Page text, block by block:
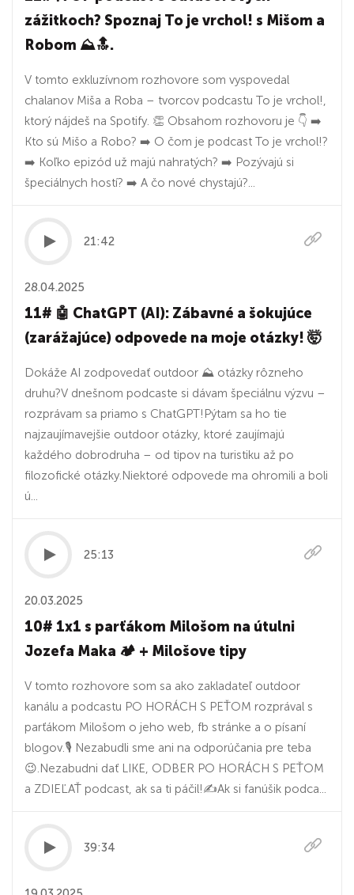
zážitkoch? Spoznaj To je vrchol! s Mišom a
Robom ⛰️🔝.
V tomto exkluzívnom rozhovore som vyspovedal
chalanov Miša a Roba – tvorcov podcastu To je vrchol!,
ktorý nájdeš na Spotify. 👏 Obsahom rozhovoru je 👇 ➡️
Kto sú Mišo a Robo? ➡️ O čom je podcast To je vrchol!?
➡️ Koľko epizód už majú nahratých? ➡️ Pozývajú si
špeciálnych hostí? ➡️ A čo nové chystajú?...
21:42
28.04.2025
11# 🤖 ChatGPT (AI): Zábavné a šokujúce
(zarážajúce) odpovede na moje otázky! 🤯
Dokáže AI zodpovedať outdoor ⛰️ otázky rôzneho
druhu?V dnešnom podcaste si dávam špeciálnu výzvu –
rozprávam sa priamo s ChatGPT!Pýtam sa ho tie
najzaujímavejšie outdoor otázky, ktoré zaujímajú
každého dobrodruha – od tipov na turistiku až po
filozofické otázky.Niektoré odpovede ma ohromili a boli
ú...
25:13
20.03.2025
10# 1x1 s parťákom Milošom na útulni
Jozefa Maka 🏕️ + Milošove tipy
V tomto rozhovore som sa ako zakladateľ outdoor
kanálu a podcastu PO HORÁCH S PEŤOM rozprával s
parťákom Milošom o jeho web, fb stránke a o písaní
blogov.🎙️ Nezabudli sme ani na odporúčania pre teba
😉.Nezabudni dať LIKE, ODBER PO HORÁCH S PEŤOM
a ZDIEĽAŤ podcast, ak sa ti páčil!✍️Ak si fanúšik podca...
39:34